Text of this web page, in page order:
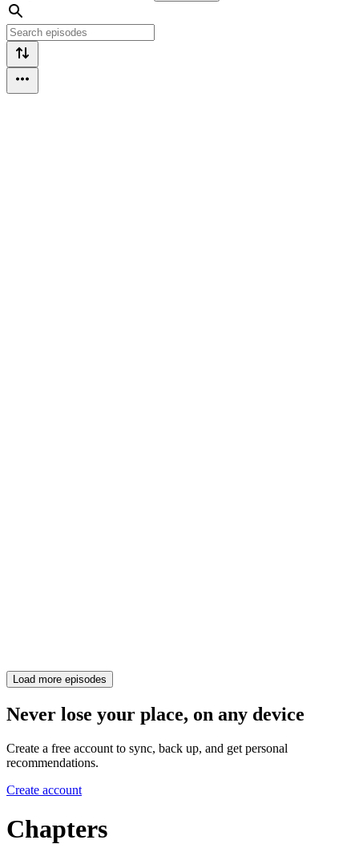
Load more episodes
Never lose your place, on any device
Create a free account to sync, back up, and get personal
recommendations.
Create account
Chapters